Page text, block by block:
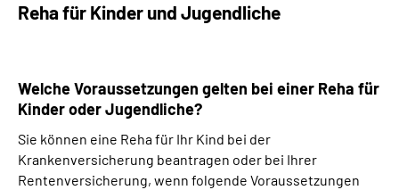
Reha für Kinder und Jugendliche
Welche Voraussetzungen gelten bei einer Reha für
Kinder oder Jugendliche?
Sie können eine Reha für Ihr Kind bei der
Krankenversicherung beantragen oder bei Ihrer
Rentenversicherung, wenn folgende Voraussetzungen